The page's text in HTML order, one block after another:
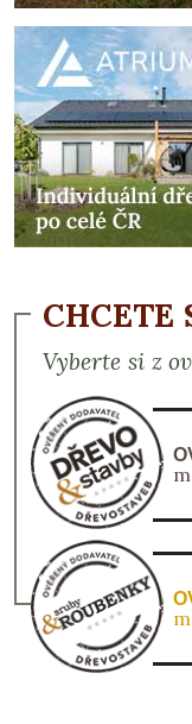
CHCETE
Vyberte si z